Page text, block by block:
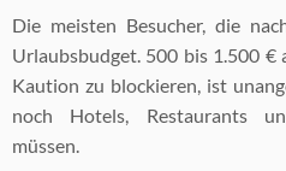
Die meisten Besucher, die
Urlaubsbudget. 500 bis 1.500
Kaution zu blockieren, ist
noch Hotels, Restaurants
müssen.